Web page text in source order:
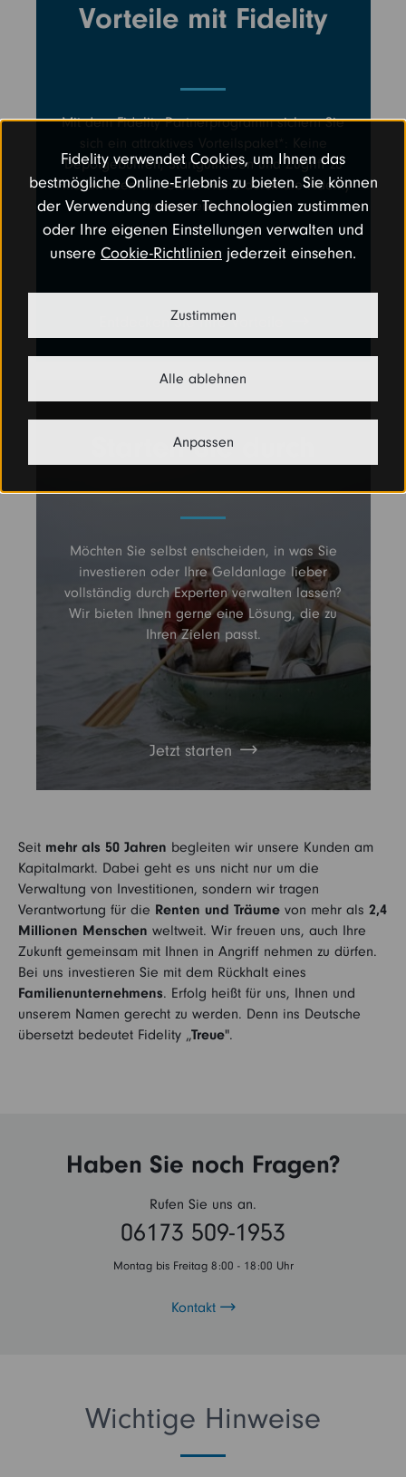
Vorteile mit Fidelity
Mit dem Fidelity Partnerprogramm sichern Sie
Depotgebühren, Startguthaben und Zugriff zu
Finanzwissen aus erster Hand durch die Fidelity
Privatkundenbetreuung.
Entdecken Sie Ihre Vorteile
Starten Sie durch
Möchten Sie selbst entscheiden, in was Sie
investieren oder Ihre Geldanlage lieber
vollständig durch Experten verwalten lassen?
Wir bieten Ihnen gerne eine Lösung, die zu
Ihren Zielen passt.
Jetzt starten
Seit mehr als 50 Jahren begleiten wir unsere Kunden am
Kapitalmarkt. Dabei geht es uns nicht nur um die
Verwaltung von Investitionen, sondern wir tragen
Verantwortung für die Renten und Träume von mehr als 2,4
Millionen Menschen weltweit. Wir freuen uns, auch Ihre
Zukunft gemeinsam mit Ihnen in Angriff nehmen zu dürfen.
Bei uns investieren Sie mit dem Rückhalt eines
Familienunternehmens. Erfolg heißt für uns, Ihnen und
unserem Namen gerecht zu werden. Denn ins Deutsche
übersetzt bedeutet Fidelity „Treue".
Haben Sie noch Fragen?
Rufen Sie uns an.
06173 509-1953
Montag bis Freitag 8:00 - 18:00 Uhr
Kontakt
Wichtige Hinweise
Fidelity verwendet Cookies, um Ihnen das
bestmögliche Online-Erlebnis zu bieten. Sie können
der Verwendung dieser Technologien zustimmen
oder Ihre eigenen Einstellungen verwalten und
unsere Cookie-Richtlinien jederzeit einsehen.
Zustimmen
Alle ablehnen
Anpassen